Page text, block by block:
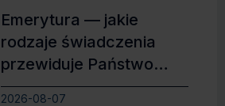
Emerytura — jakie
rodzaje świadczenia
przewiduje Państwo
Polskie?
2026-08-07